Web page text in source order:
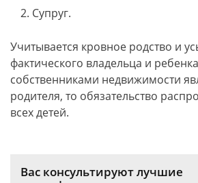
Супруг.
Учитывается кровное родство и
фактического владельца и
собственниками недвижимости
родителя, то обязательство
всех детей.
Вас консультируют лучшие